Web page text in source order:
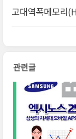
고대역폭메모리
관련글